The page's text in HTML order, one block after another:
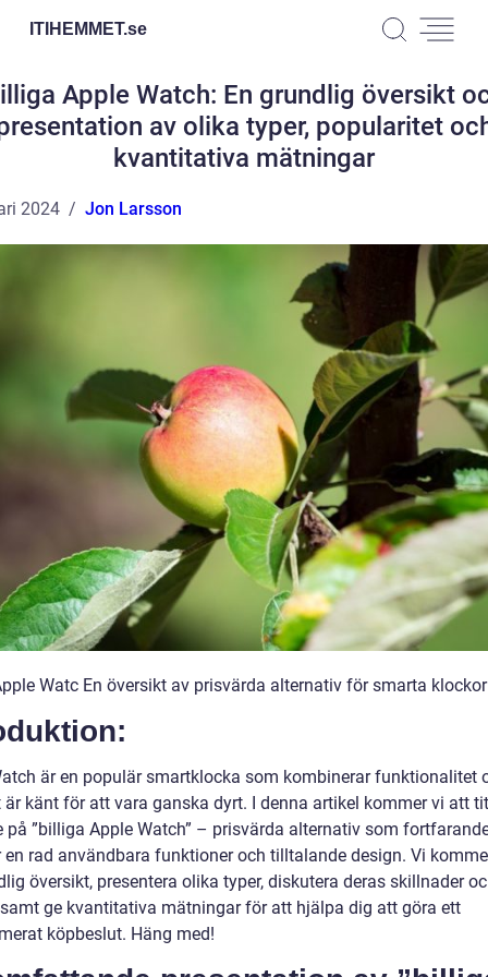
ITIHEMMET.se
Apple Watch: En grundlig översikt
av olika typer, popularitet
kvantitativa mätningar
2024 Jon Larsson
Watc En översikt av prisvärda alternativ för smarta klockor
är en populär smartklocka som kombinerar funktionalitet
är känt för att vara ganska dyrt. I denna artikel kommer vi att
på ”billiga Apple Watch” – prisvärda alternativ som
en rad användbara funktioner och tilltalande design. Vi
översikt, presentera olika typer, diskutera deras skillnader
ge kvantitativa mätningar för att hjälpa dig att göra ett
köpbeslut. Häng med!